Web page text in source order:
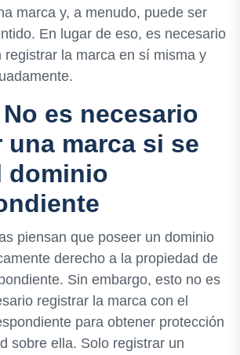
marca y, a menudo, puede ser
En lugar de eso, es necesario
registrar la marca en sí misma y
es necesario
una marca si se
dominio
piensan que poseer un dominio
derecho a la propiedad de
Sin embargo, esto no es
registrar la marca con el
para obtener protección
sobre ella. Solo registrar un